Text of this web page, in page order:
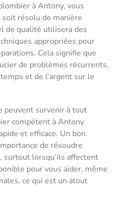
à Antony, vous
résolu de manière
de qualité utilisera des
appropriées pour
Cela signifie que
de problèmes récurrents,
et de l’argent sur le
peuvent survenir à tout
compétent à Antony
et efficace. Un bon
de résoudre
lorsqu’ils affectent
pour vous aider, même
ce qui est un atout